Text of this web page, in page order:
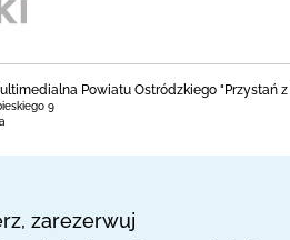
Powiatu Ostródzkiego "Przystań z
9
zarezerwuj